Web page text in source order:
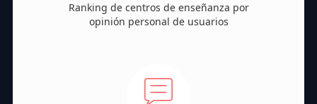
Ranking de centros de enseñanza por
opinión personal de usuarios